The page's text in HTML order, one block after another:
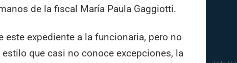
de la fiscal María Paula Gaggiotti.
este expediente a la funcionaria, pero no
que casi no conoce excepciones, la